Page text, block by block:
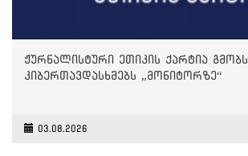
ჟურნალისტური ეთიკის ქარტია გმობს
კიბერთავდასხმებს „მონიტორზე“
03.08.2026